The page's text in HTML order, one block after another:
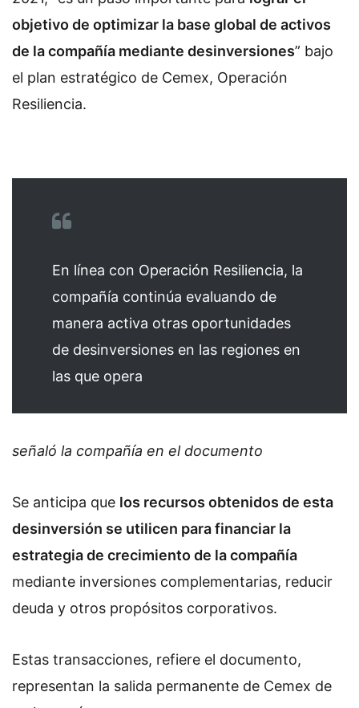
objetivo de optimizar la base global de activos
de la compañía mediante desinversiones” bajo
el plan estratégico de Cemex, Operación
Resiliencia.
En línea con Operación Resiliencia, la
compañía continúa evaluando de
manera activa otras oportunidades
de desinversiones en las regiones en
las que opera
señaló la compañía en el documento
Se anticipa que los recursos obtenidos de esta
desinversión se utilicen para financiar la
estrategia de crecimiento de la compañía
mediante inversiones complementarias, reducir
deuda y otros propósitos corporativos.
Estas transacciones, refiere el documento,
representan la salida permanente de Cemex de